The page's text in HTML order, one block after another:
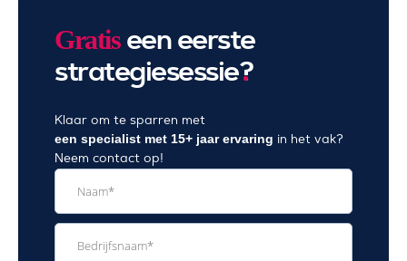
Gratiseen eerste
strategiesessie?
Klaar om te sparren met
een specialist met 15+ jaar ervaring in het vak?
Neem contact op!